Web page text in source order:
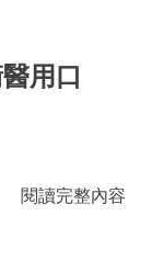
用口
閱讀完整內容